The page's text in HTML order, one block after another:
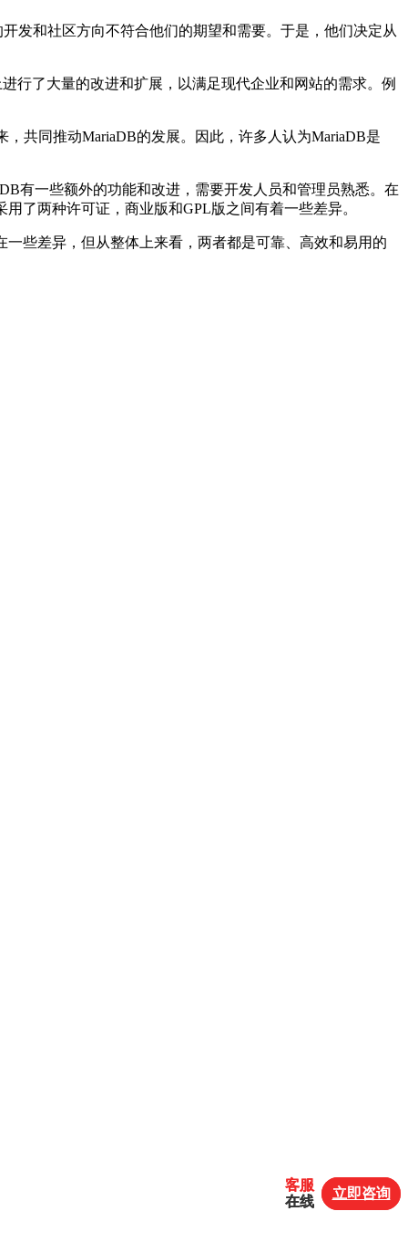
开发和社区方向不符合他们的期望和需要。于是，他们决定从
行了大量的改进和扩展，以满足现代企业和网站的需求。例
共同推动MariaDB的发展。因此，许多人认为MariaDB是
有一些额外的功能和改进，需要开发人员和管理员熟悉。在
用了两种许可证，商业版和GPL版之间有着一些差异。
些差异，但从整体上来看，两者都是可靠、高效和易用的
客服
在线
立即咨询
客服
在线
立即咨询